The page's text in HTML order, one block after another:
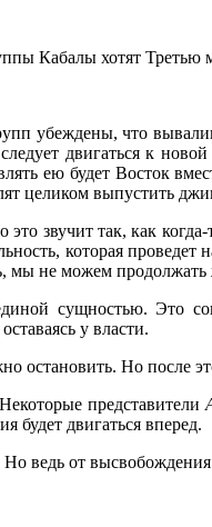
Кабалы хотят Третью
убеждены, что
двигаться к
ею будет Восток
целиком выпустить
это звучит так, как
которая
не можем продолжать
сущностью. Это
у власти.
остановить. Но после
представители
будет двигаться вперед.
ведь от